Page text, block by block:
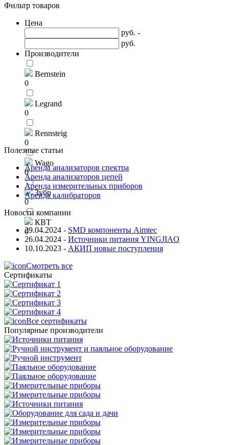
Фильтр товаров
Цена
руб. -
руб.
Производители
Bernstein
0
Legrand
0
Rennsteig
0
Wago
0
Зубр
0
КВТ
0
Полезные статьи
Аренда анализаторов спектра
Аренда анализаторов цепей
Аренда измерительных приборов
Аренда калибраторов
Новости компании
29.04.2024 - SMD компоненты Aimtec
26.04.2024 - Источники питания YINGJIAO
10.10.2023 - АКИП новые поступления
Смотреть все
Сертификаты
Все сертификаты
Популярные производители